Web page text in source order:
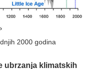
2000 godina
ubrzanja klimatskih